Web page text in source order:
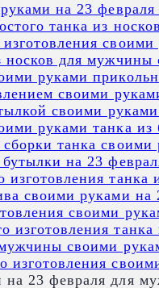
на 23
танка из
носков для
руками
своими
своими
руками танка из
танка своими
на 23
танка
своими руками
своими
изготовления
своими